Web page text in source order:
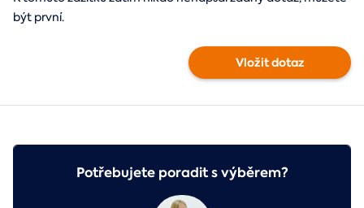
být první.
Vložit dotaz
Potřebujete poradit s výběrem?